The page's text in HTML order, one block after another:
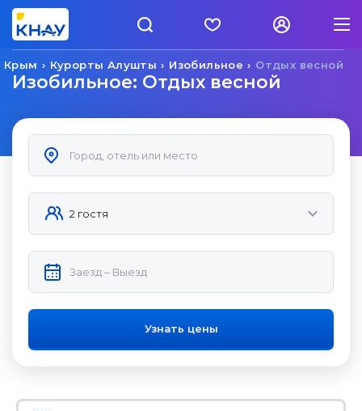
Отдых весной
Изобильное
Курорты Алушты
Крым
Изобильное: Отдых весной
Узнать цены